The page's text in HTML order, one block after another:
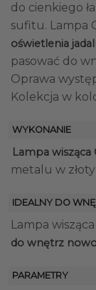
do cienkiego
sufitu. Lampa
oświetlenia
pasować do
Oprawa
Kolekcja w
WYKONANIE
Lampa wisząca
metalu w
IDEALNY DO
Lampa
do wnętrz
PARAMETRY